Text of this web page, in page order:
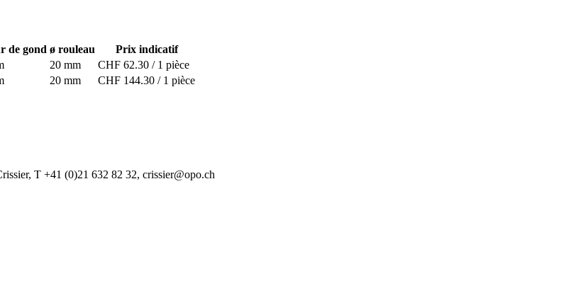
de gond ø rouleau
Prix indicatif
20 mm
CHF 62.30 / 1 pièce
20 mm CHF 144.30 / 1 pièce
T +41 (0)21 632 82 32, crissier@opo.ch